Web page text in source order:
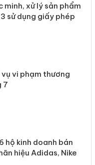
minh, xử lý sản phẩm
sử dụng giấy phép
vi phạm thương
7
hộ kinh doanh bán
hiệu Adidas, Nike